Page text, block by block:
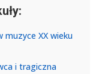
muzyce XX wieku
i tragiczna